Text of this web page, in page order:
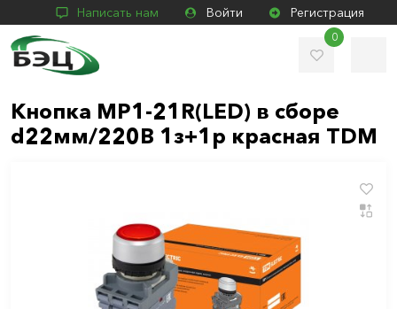
Написать нам Войти Регистрация
0
Кнопка МР1-21R(LED) в сборе
d22мм/220B 1з+1р красная TDM